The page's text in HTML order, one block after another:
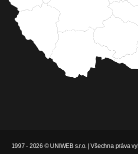
1997 - 2026 © UNIWEB s.r.o. | Všechna práva